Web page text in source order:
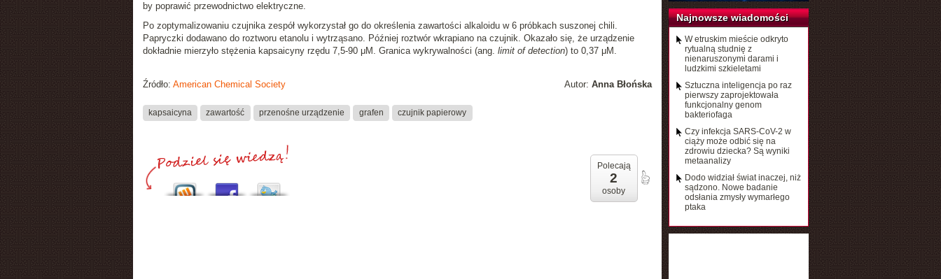
by poprawić przewodnictwo elektryczne.
Po zoptymalizowaniu czujnika zespół wykorzystał go do określenia zawartości alkaloidu w 6 próbkach suszonej chili.
Papryczki dodawano do roztworu etanolu i wytrząsano. Później roztwór wkrapiano na czujnik. Okazało się, że urządzenie
dokładnie mierzyło stężenia kapsaicyny rzędu 7,5-90 μM. Granica wykrywalności (ang. limit of detection) to 0,37 μM.
Autor: Anna Błońska
Źródło: American Chemical Society
kapsaicyna zawartość przenośne urządzenie grafen czujnik papierowy
Polecają
2
osoby
Najnowsze wiadomości
W etruskim mieście odkryto
rytualną studnię z
nienaruszonymi darami i
ludzkimi szkieletami
Sztuczna inteligencja po raz
pierwszy zaprojektowała
funkcjonalny genom
bakteriofaga
Czy infekcja SARS-CoV-2 w
ciąży może odbić się na
zdrowiu dziecka? Są wyniki
metaanalizy
Dodo widział świat inaczej, niż
sądzono. Nowe badanie
odsłania zmysły wymarłego
ptaka